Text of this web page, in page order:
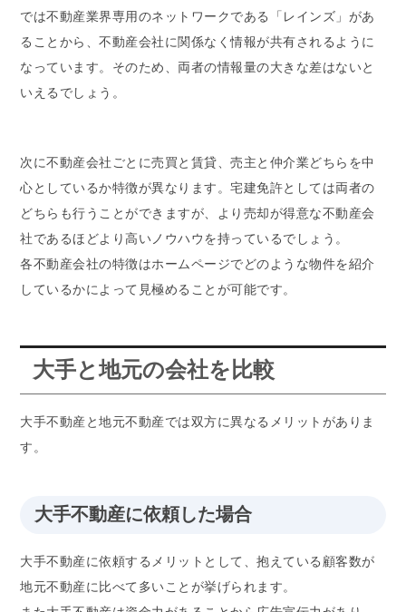
では不動産業界専用のネットワークである「レインズ」があ
ることから、不動産会社に関係なく情報が共有されるように
なっています。そのため、両者の情報量の大きな差はないと
いえるでしょう。
次に不動産会社ごとに売買と賃貸、売主と仲介業どちらを中
心としているか特徴が異なります。宅建免許としては両者の
どちらも行うことができますが、より売却が得意な不動産会
社であるほどより高いノウハウを持っているでしょう。
各不動産会社の特徴はホームページでどのような物件を紹介
しているかによって見極めることが可能です。
大手と地元の会社を比較
大手不動産と地元不動産では双方に異なるメリットがありま
す。
大手不動産に依頼した場合
大手不動産に依頼するメリットとして、抱えている顧客数が
地元不動産に比べて多いことが挙げられます。